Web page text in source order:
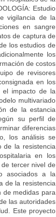
Estudio
vigilancia de la
en sangre
de captura de
los estudios de
los
de costos
de revisores
en los
el impacto de la
multivariado
de la estancia
su perfil de
diferencias
los análisis se
de la resistencia
en los
tercer nivel de
asociados a la
de la resistencia
de medidas para
las autoridades
Este proyecto